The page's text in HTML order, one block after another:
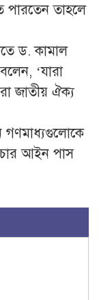
পারতেন তাহলে
ড. কামাল
‘যারা
জাতীয় ঐক্য
গণমাধ্যগুলোকে
আইন পাস